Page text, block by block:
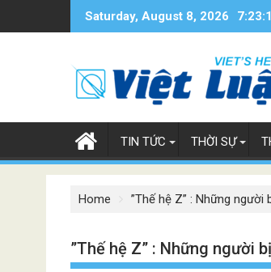
Saturday, August 8, 2026
TIN TỨC THỜI SỰ
Home ”Thế hệ Z” : Những
”Thế hệ Z” : Những người